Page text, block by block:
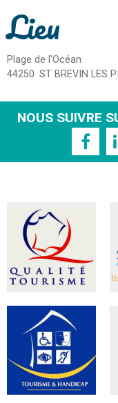
Lieu
Plage de l'Océan
44250 ST BREVIN LES
NOUS SUIVRE